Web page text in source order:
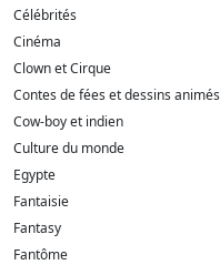
Célébrités
Cinéma
Clown et Cirque
Contes de fées et dessins animés
Cow-boy et indien
Culture du monde
Egypte
Fantaisie
Fantasy
Fantôme